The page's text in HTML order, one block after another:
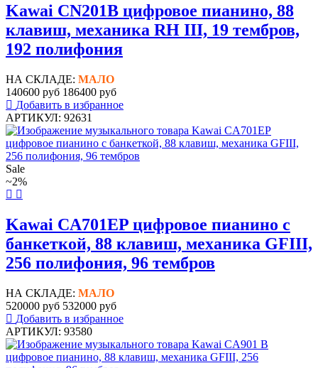
Kawai CN201B цифровое пианино, 88
клавиш, механика RH III, 19 тембров,
192 полифония
НА СКЛАДЕ: МАЛО
140600 руб 186400 руб
Добавить в избранное
АРТИКУЛ: 92631
Sale
~2%
Kawai CA701EP цифровое пианино с
банкеткой, 88 клавиш, механика GFIII,
256 полифония, 96 тембров
НА СКЛАДЕ: МАЛО
520000 руб 532000 руб
Добавить в избранное
АРТИКУЛ: 93580